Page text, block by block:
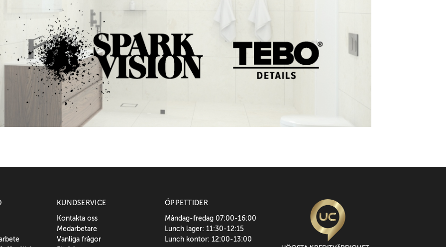
KUNDSERVICE
Kontakta oss
Medarbetare
Vanliga frågor
ÖPPETTIDER
Måndag-fredag 07:00-16:00
Lunch lager: 11:30-12:15
Lunch kontor: 12:00-13:00